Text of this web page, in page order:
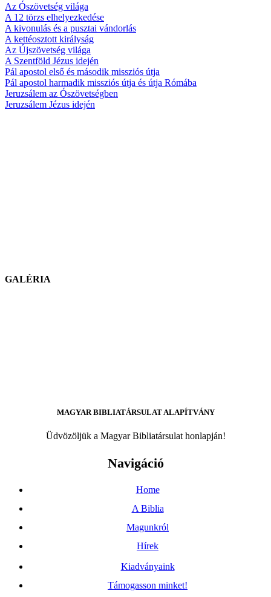
Az Ószövetség világa
A 12 törzs elhelyezkedése
A kivonulás és a pusztai vándorlás
A kettéosztott királyság
Az Újszövetség világa
A Szentföld Jézus idején
Pál apostol első és második missziós útja
Pál apostol harmadik missziós útja és útja Rómába
Jeruzsálem az Ószövetségben
Jeruzsálem Jézus idején
GALÉRIA
MAGYAR BIBLIATÁRSULAT ALAPÍTVÁNY
Üdvözöljük a Magyar Bibliatársulat honlapján!
Navigáció
Home
A Biblia
Magunkról
Hírek
Kiadványaink
Támogasson minket!